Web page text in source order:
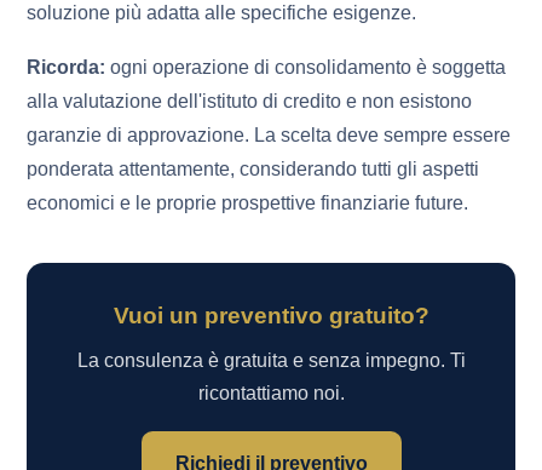
soluzione più adatta alle specifiche esigenze.
Ricorda: ogni operazione di consolidamento è soggetta
alla valutazione dell'istituto di credito e non esistono
garanzie di approvazione. La scelta deve sempre essere
ponderata attentamente, considerando tutti gli aspetti
economici e le proprie prospettive finanziarie future.
Vuoi un preventivo gratuito?
La consulenza è gratuita e senza impegno. Ti
ricontattiamo noi.
Richiedi il preventivo